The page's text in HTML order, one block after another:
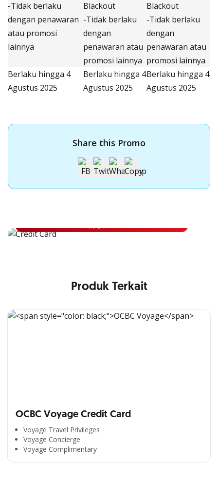
-Tidak berlaku
dengan penawaran
atau promosi
lainnya
Blackout
-Tidak berlaku
dengan
penawaran atau
promosi lainnya
Blackout
-Tidak berlaku
dengan
penawaran atau
promosi lainnya
Berlaku hingga 4
Agustus 2025
Berlaku hingga 4
Agustus 2025
Berlaku hingga 4
Agustus 2025
Share this Promo
Apply for OCBC Credit Card
Produk Terkait
OCBC Voyage Credit Card
Voyage Travel Privileges
Voyage Concierge
Voyage Complimentary
All the Convenience